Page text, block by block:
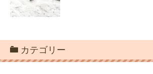
カテゴリー